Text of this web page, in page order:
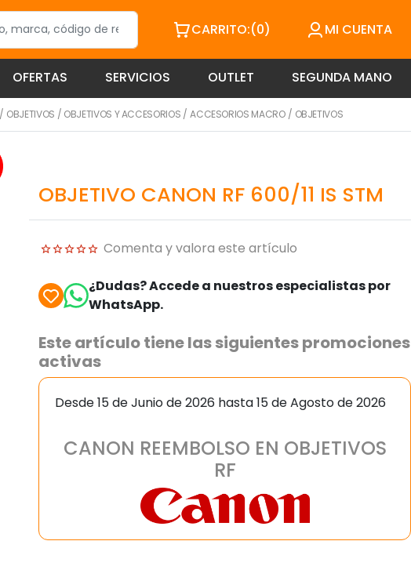
CARRITO:(0) MI CUENTA
OFERTAS SERVICIOS OUTLET SEGUNDA MANO
/ OBJETIVOS / OBJETIVOS Y ACCESORIOS /ACCESORIOS MACRO/ OBJETIVOS
OBJETIVO CANON RF 600/11 IS STM
Comenta y valora este artículo
¿Dudas? Accede a nuestros especialistas por
WhatsApp.
Este artículo tiene las siguientes promociones
activas
Desde 15 de Junio de 2026 hasta 15 de Agosto de 2026
CANON REEMBOLSO EN OBJETIVOS
RF